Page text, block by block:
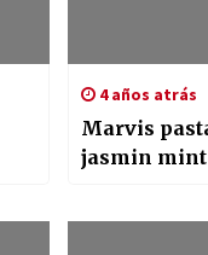
4 años atrás
Marvis
jasmin mint